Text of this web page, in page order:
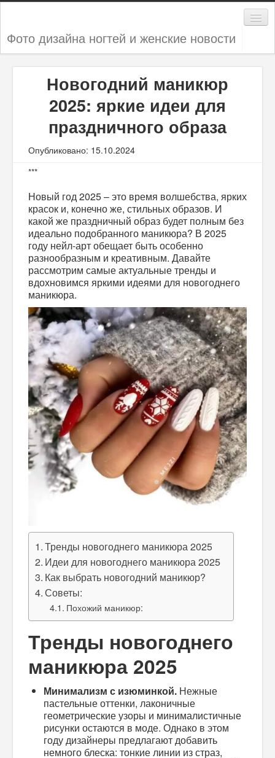
Фото дизайна ногтей и женские новости
Женские секреты
Мода и стиль
Новости
Новогодний маникюр
2025: яркие идеи для
праздничного образа
Опубликовано: 15.10.2024
***
Новый год 2025 – это время волшебства, ярких
красок и, конечно же, стильных образов. И
какой же праздничный образ будет полным без
идеально подобранного маникюра? В 2025
году нейл-арт обещает быть особенно
разнообразным и креативным. Давайте
рассмотрим самые актуальные тренды и
вдохновимся яркими идеями для новогоднего
маникюра.
Тренды новогоднего маникюра 2025
Идеи для новогоднего маникюра 2025
Как выбрать новогодний маникюр?
Советы:
Похожий маникюр:
Тренды новогоднего
маникюра 2025
Минимализм с изюминкой. Нежные
пастельные оттенки, лаконичные
геометрические узоры и минималистичные
рисунки остаются в моде. Однако в этом
году дизайнеры предлагают добавить
немного блеска: тонкие линии из страз,